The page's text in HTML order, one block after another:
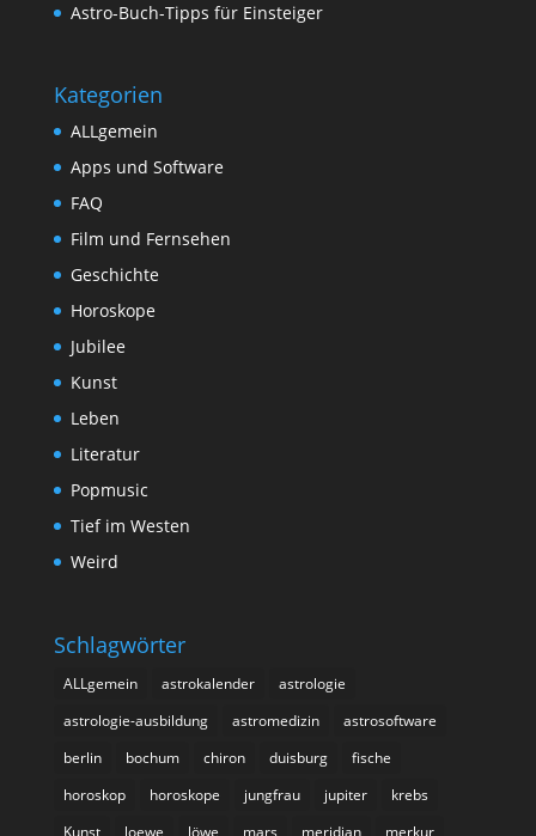
Astro-Buch-Tipps für Einsteiger
Kategorien
ALLgemein
Apps und Software
FAQ
Film und Fernsehen
Geschichte
Horoskope
Jubilee
Kunst
Leben
Literatur
Popmusic
Tief im Westen
Weird
Schlagwörter
ALLgemein astrokalender
astrologie
astrologie-ausbildung
astromedizin
astrosoftware
berlin
bochum chiron duisburg
fische
horoskop
horoskope jungfrau jupiter
krebs
Kunst
loewe löwe mars meridian merkur